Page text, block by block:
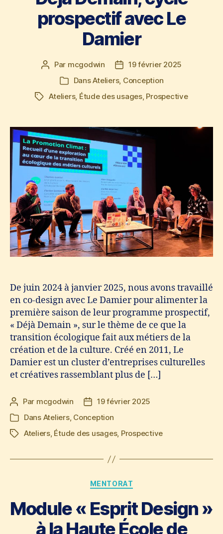
prospectif avec Le
Damier
Auteur
l’article
Par mcgodwin
Date
de
l’article
19 février 2025
Catégories
DansAteliers, Conception
Étiquettes
Ateliers, Étude des usages, Prospective
De juin 2024 à janvier 2025, nous avons travaillé
en co-design avec Le Damier pour alimenter la
première saison de leur programme prospectif,
« Déjà Demain », sur le thème de ce que la
transition écologique fait aux métiers de la
création et de la culture. Créé en 2011, Le
Damier est un cluster d’entreprises culturelles
et créatives rassemblant plus de […]
Auteur
de
l’article
Par mcgodwin
Date
l’article
19 février 2025
Catégories
Dans Ateliers, Conception
Étiquettes
Ateliers, Étude des usages, Prospective
Catégories
MENTORAT
Module « Esprit Design »
à la Haute École de